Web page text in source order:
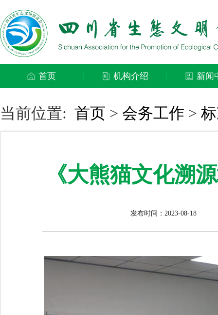
首页 机构介绍 新闻
当前位置: 首页 > 会务工作 >
《大熊猫文化溯
发布时间：2023-08-18